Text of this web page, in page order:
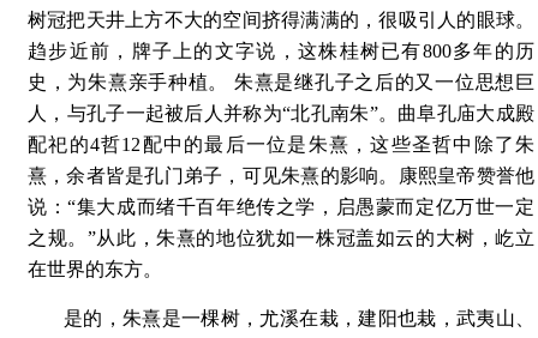
树冠把天井上方不大的空间挤得满满的，很吸引人的眼球。
趋步近前，牌子上的文字说，这株桂树已有800多年的历
史，为朱熹亲手种植。 朱熹是继孔子之后的又一位思想巨
人，与孔子一起被后人并称为“北孔南朱”。曲阜孔庙大成殿
配祀的4哲12配中的最后一位是朱熹，这些圣哲中除了朱
熹，余者皆是孔门弟子，可见朱熹的影响。康熙皇帝赞誉他
说：“集大成而绪千百年绝传之学，启愚蒙而定亿万世一定
之规。”从此，朱熹的地位犹如一株冠盖如云的大树，屹立
在世界的东方。
是的，朱熹是一棵树，尤溪在栽，建阳也栽，武夷山、